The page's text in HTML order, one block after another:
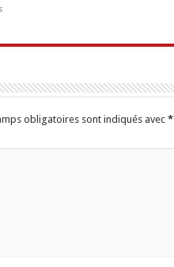
obligatoires sont indiqués avec*